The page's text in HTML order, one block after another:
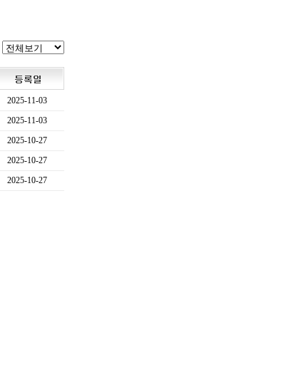
2025-11-03
2025-11-03
2025-10-27
2025-10-27
2025-10-27